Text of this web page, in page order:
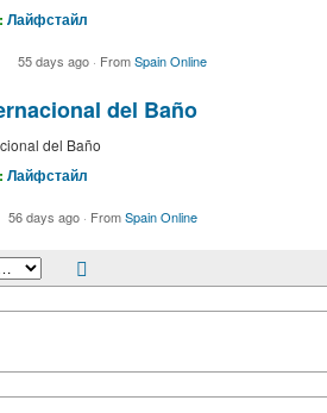
Лайфстайл
55 days ago · FromSpain Online
del Baño
del Baño
Лайфстайл
56 days ago · FromSpain Online